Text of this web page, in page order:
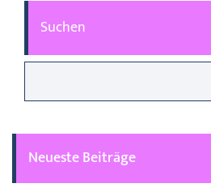
Suchen
Neueste Beiträge